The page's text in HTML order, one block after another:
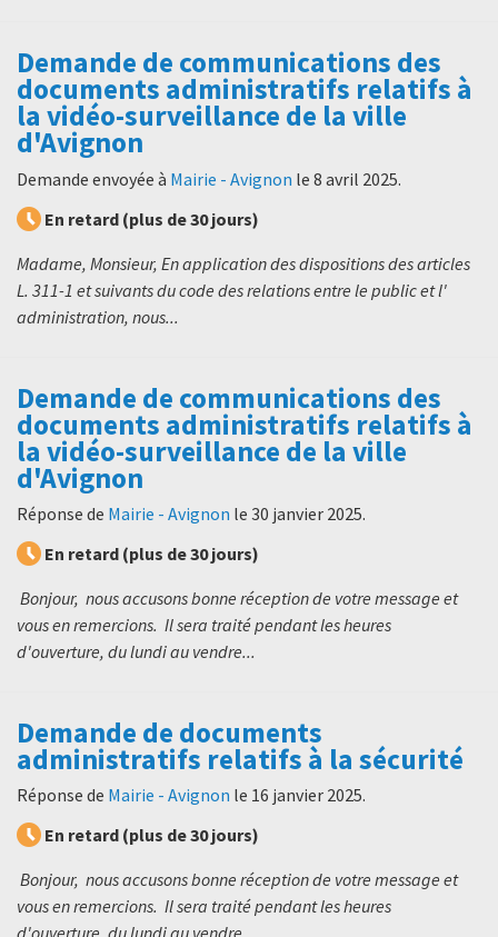
Demande de communications des
documents administratifs relatifs à
la vidéo-surveillance de la ville
d'Avignon
Demande envoyée à Mairie - Avignon le 8 avril 2025.
En retard (plus de 30 jours)
Madame, Monsieur, En application des dispositions des articles
L. 311-1 et suivants du code des relations entre le public et l'
administration, nous...
Demande de communications des
documents administratifs relatifs à
la vidéo-surveillance de la ville
d'Avignon
Réponse de Mairie - Avignon le 30 janvier 2025.
En retard (plus de 30 jours)
Bonjour, nous accusons bonne réception de votre message et
vous en remercions. Il sera traité pendant les heures
d'ouverture, du lundi au vendre...
Demande de documents
administratifs relatifs à la sécurité
Réponse de Mairie - Avignon le 16 janvier 2025.
En retard (plus de 30 jours)
Bonjour, nous accusons bonne réception de votre message et
vous en remercions. Il sera traité pendant les heures